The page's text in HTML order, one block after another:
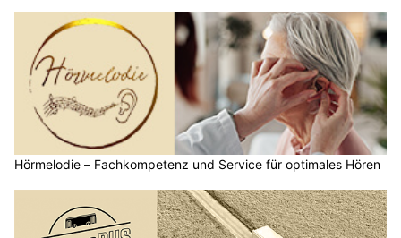
Hörmelodie – Fachkompetenz und Service für optimales Hören